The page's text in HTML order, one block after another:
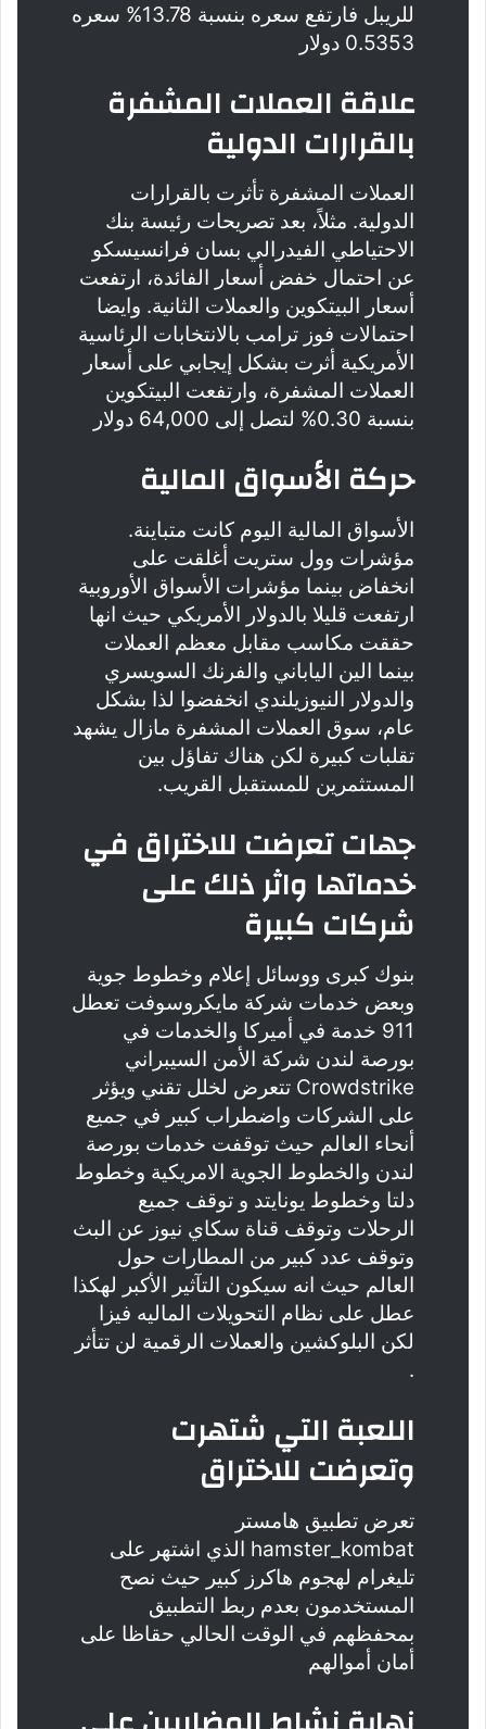
للريبل فارتفع سعره بنسبة 13.78% سعره
0.5353 دولار
علاقة العملات المشفرة
بالقرارات الدولية
العملات المشفرة تأثرت بالقرارات
الدولية. مثلاً، بعد تصريحات رئيسة بنك
الاحتياطي الفيدرالي بسان فرانسيسكو
عن احتمال خفض أسعار الفائدة، ارتفعت
أسعار البيتكوين والعملات الثانية. وايضا
احتمالات فوز ترامب بالانتخابات الرئاسية
الأمريكية أثرت بشكل إيجابي على أسعار
العملات المشفرة، وارتفعت البيتكوين
بنسبة 0.30% لتصل إلى 64,000 دولار
حركة الأسواق المالية
الأسواق المالية اليوم كانت متباينة.
مؤشرات وول ستريت أغلقت على
انخفاض بينما مؤشرات الأسواق الأوروبية
ارتفعت قليلا بالدولار الأمريكي حيث انها
حققت مكاسب مقابل معظم العملات
بينما الين الياباني والفرنك السويسري
والدولار النيوزيلندي انخفضوا لذا بشكل
عام، سوق العملات المشفرة مازال يشهد
تقلبات كبيرة لكن هناك تفاؤل بين
المستثمرين للمستقبل القريب.
جهات تعرضت للاختراق في
خدماتها واثر ذلك على
شركات كبيرة
بنوك كبرى ووسائل إعلام وخطوط جوية
وبعض خدمات شركة مايكروسوفت تعطل
911 خدمة في أميركا والخدمات في
بورصة لندن شركة الأمن السيبراني
Crowdstrike تتعرض لخلل تقني ويؤثر
على الشركات واضطراب كبير في جميع
أنحاء العالم حيث ‏توقفت خدمات بورصة
لندن و‏الخطوط الجوية الامريكية وخطوط
دلتا وخطوط يونايتد و توقف جميع
الرحلات و‏توقف قناة سكاي نيوز عن البث
وتوقف عدد كبير من المطارات حول
العالم حيث انه سيكون التآثير الأكبر لهكذا
عطل على نظام التحويلات الماليه فيزا
لكن البلوكشين والعملات الرقمية لن تتأثر
.
اللعبة التي شتهرت
وتعرضت للاختراق
تعرض تطبيق هامستر
hamster_kombat الذي اشتهر على
تليغرام لهجوم هاكرز كبير حيث نصح
المستخدمون بعدم ربط التطبيق
بمحفظهم في الوقت الحالي حقاظا على
أمان أموالهم